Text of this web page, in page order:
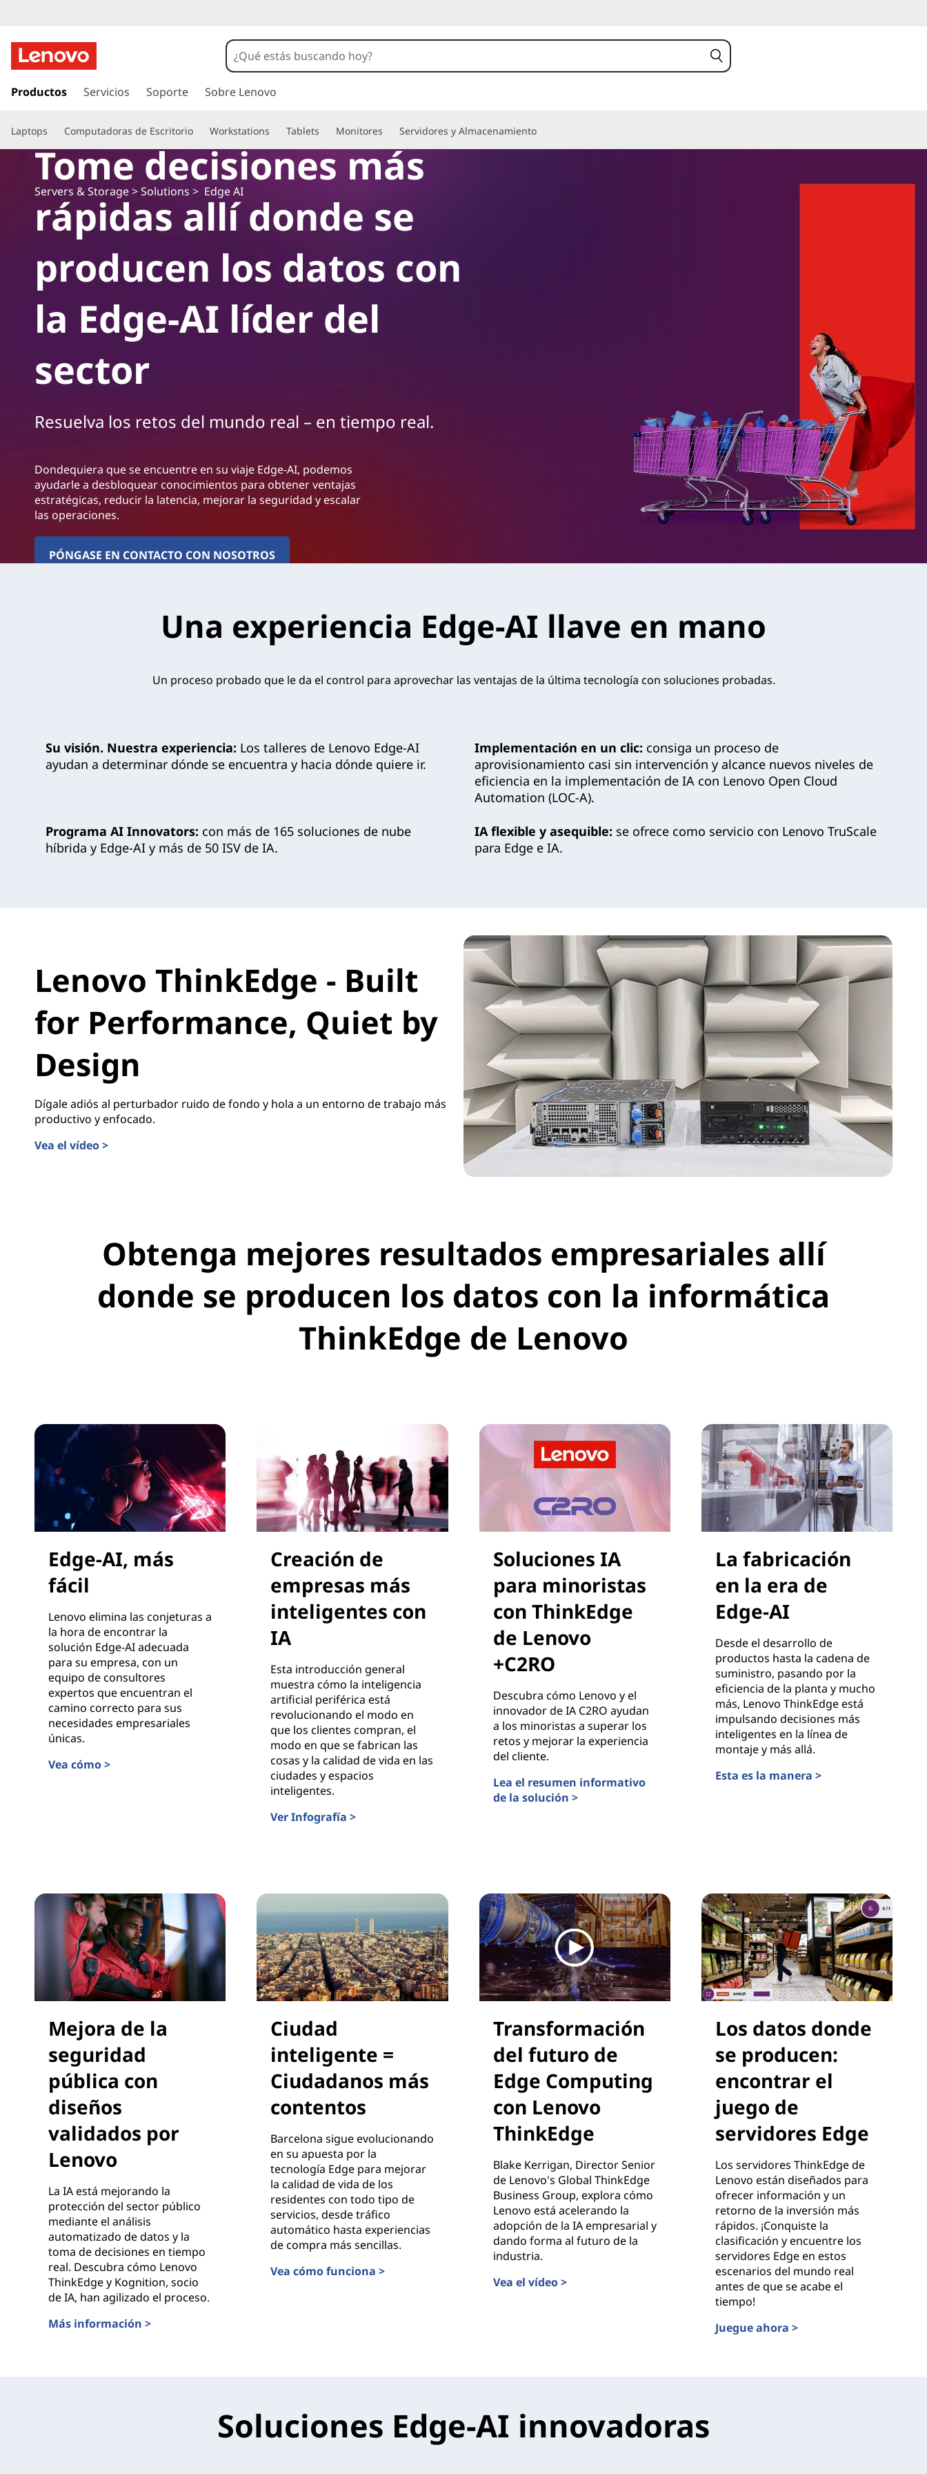
r
c
o
Productos Servicios Soporte Sobre Lenovo
Laptops Computadoras de Escritorio Workstations Tablets Monitores Servidores y Almacenamiento
Servers & Storage>Solutions > Edge AI
Tome decisiones más
rápidas allí donde se
producen los datos con
la Edge-AI líder del
sector
Resuelva los retos del mundo real – en tiempo real.
Dondequiera que se encuentre en su viaje Edge-AI, podemos
ayudarle a desbloquear conocimientos para obtener ventajas
estratégicas, reducir la latencia, mejorar la seguridad y escalar
las operaciones.
PÓNGASE EN CONTACTO CON NOSOTROS
Una experiencia Edge-AI llave en mano
Un proceso probado que le da el control para aprovechar las ventajas de la última tecnología con soluciones probadas.
Su visión. Nuestra experiencia: Los talleres de Lenovo Edge-AI
ayudan a determinar dónde se encuentra y hacia dónde quiere ir.
Implementación en un clic: consiga un proceso de
aprovisionamiento casi sin intervención y alcance nuevos niveles de
eficiencia en la implementación de IA con Lenovo Open Cloud
Automation (LOC-A).
Programa AI Innovators: con más de 165 soluciones de nube
híbrida y Edge-AI y más de 50 ISV de IA.
IA flexible y asequible: se ofrece como servicio con Lenovo TruScale
para Edge e IA.
Lenovo ThinkEdge - Built
for Performance, Quiet by
Design
Dígale adiós al perturbador ruido de fondo y hola a un entorno de trabajo más
productivo y enfocado.
Vea el vídeo >
Obtenga mejores resultados empresariales allí
donde se producen los datos con la informática
ThinkEdge de Lenovo
Edge-AI, más
fácil
Lenovo elimina las conjeturas a
la hora de encontrar la
solución Edge-AI adecuada
para su empresa, con un
equipo de consultores
expertos que encuentran el
camino correcto para sus
necesidades empresariales
únicas.
Vea cómo >
Creación de
empresas más
inteligentes con
IA
Esta introducción general
muestra cómo la inteligencia
artificial periférica está
revolucionando el modo en
que los clientes compran, el
modo en que se fabrican las
cosas y la calidad de vida en las
ciudades y espacios
inteligentes.
Ver Infografía >
Soluciones IA
para minoristas
con ThinkEdge
de Lenovo
+C2RO
Descubra cómo Lenovo y el
innovador de IA C2RO ayudan
a los minoristas a superar los
retos y mejorar la experiencia
del cliente.
Lea el resumen informativo
de la solución >
La fabricación
en la era de
Edge-AI
Desde el desarrollo de
productos hasta la cadena de
suministro, pasando por la
eficiencia de la planta y mucho
más, Lenovo ThinkEdge está
impulsando decisiones más
inteligentes en la línea de
montaje y más allá.
Esta es la manera >
Mejora de la
seguridad
pública con
diseños
validados por
Lenovo
La IA está mejorando la
protección del sector público
mediante el análisis
automatizado de datos y la
toma de decisiones en tiempo
real. Descubra cómo Lenovo
ThinkEdge y Kognition, socio
de IA, han agilizado el proceso.
Más información >
Ciudad
inteligente =
Ciudadanos más
contentos
Barcelona sigue evolucionando
en su apuesta por la
tecnología Edge para mejorar
la calidad de vida de los
residentes con todo tipo de
servicios, desde tráfico
automático hasta experiencias
de compra más sencillas.
Vea cómo funciona >
Ciudad inteligente = Ciudadanos más contentos
Transformación
del futuro de
Edge Computing
con Lenovo
ThinkEdge
Blake Kerrigan, Director Senior
de Lenovo's Global ThinkEdge
Business Group, explora cómo
Lenovo está acelerando la
adopción de la IA empresarial y
dando forma al futuro de la
industria.
Vea el vídeo >
Transformación del futuro de Edge Computing con Lenovo ThinkEdge
Los datos donde
se producen:
encontrar el
juego de
servidores Edge
Los servidores ThinkEdge de
Lenovo están diseñados para
ofrecer información y un
retorno de la inversión más
rápidos. ¡Conquiste la
clasificación y encuentre los
servidores Edge en estos
escenarios del mundo real
antes de que se acabe el
tiempo!
Juegue ahora >
Soluciones Edge-AI innovadoras